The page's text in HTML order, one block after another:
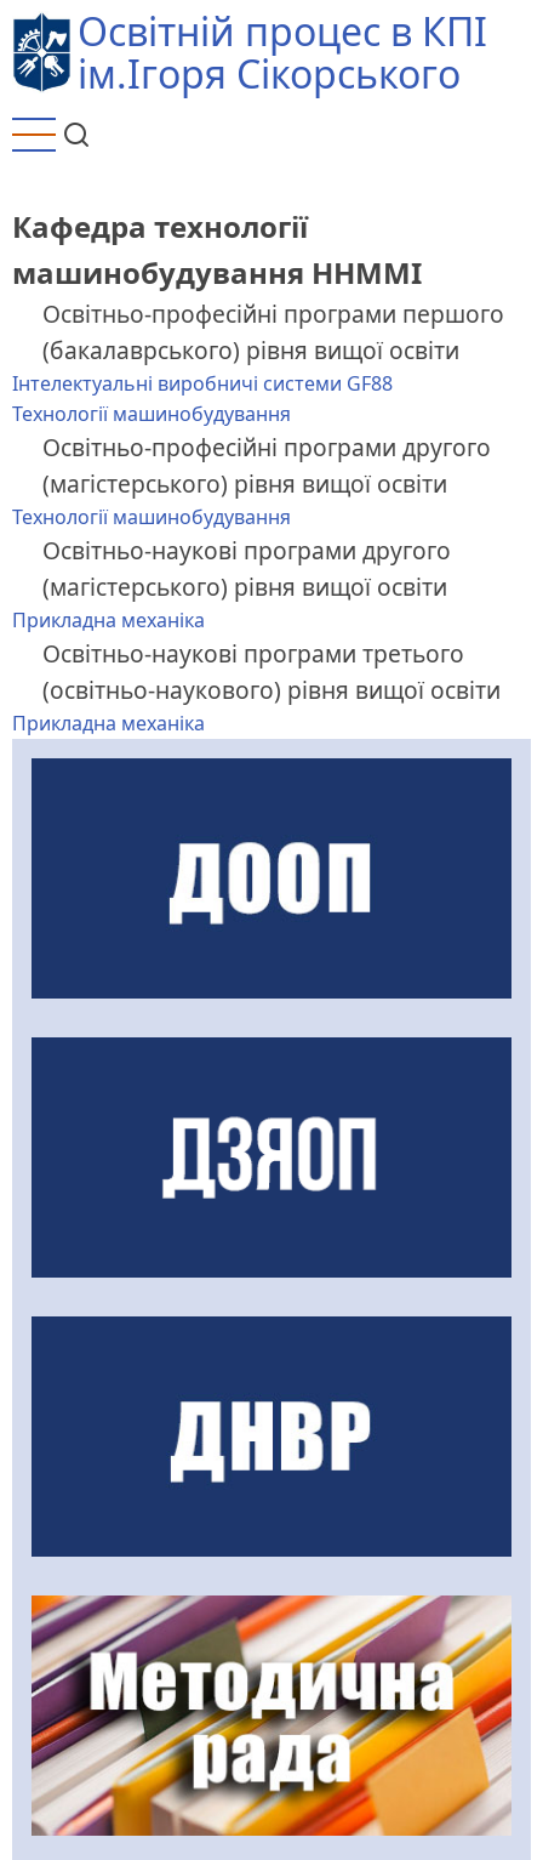
Перейти
до
основного
Освітній процес в КПІ
ім.Ігоря Сікорського
Кафедра технології
машинобудування ННММІ
Освітньо-професійні програми першого
(бакалаврського) рівня вищої освіти
Інтелектуальні виробничі системи GF88
Технології машинобудування
Освітньо-професійні програми другого
(магістерського) рівня вищої освіти
Технології машинобудування
Освітньо-наукові програми другого
(магістерського) рівня вищої освіти
Прикладна механіка
Освітньо-наукові програми третього
(освітньо-наукового) рівня вищої освіти
Прикладна механіка